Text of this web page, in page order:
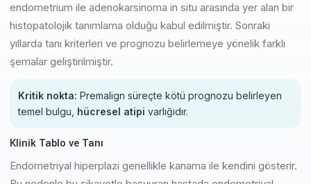
endometrium ile adenokarsinoma in situ arasında yer alan bir
histopatolojik tanımlama olduğu kabul edilmiştir. Sonraki
yıllarda tanı kriterleri ve prognozu belirlemeye yönelik farklı
şemalar geliştirilmiştir.
Kritik nokta: Premalign süreçte kötü prognozu belirleyen
temel bulgu, hücresel atipi varlığıdır.
Klinik Tablo ve Tanı
Endometriyal hiperplazi genellikle kanama ile kendini gösterir.